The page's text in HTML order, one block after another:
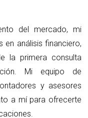
que el alquiler
los inquilinos
que lidiar con
en tiempos de
pueden quedar
del mercado, mi
en análisis financiero,
la primera consulta
Mi equipo de
y asesores
a mí para ofrecerte